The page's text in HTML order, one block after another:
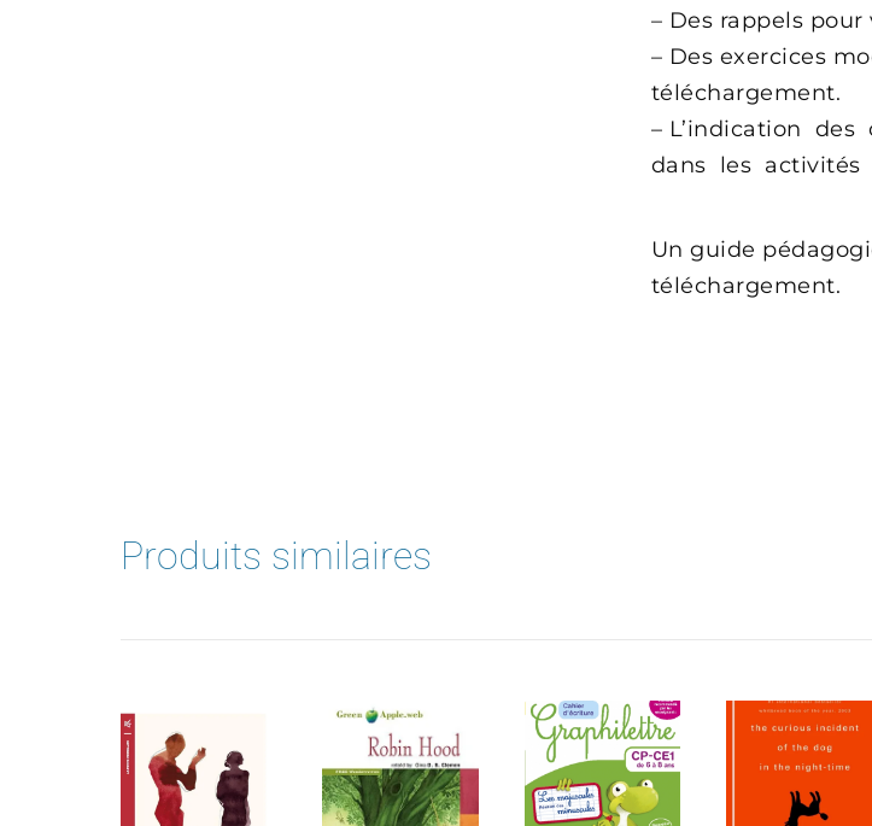
– Des rappels
– Des exercices
téléchargement.
– L’indication des
dans les activités
Un guide
téléchargement.
Produits similaires